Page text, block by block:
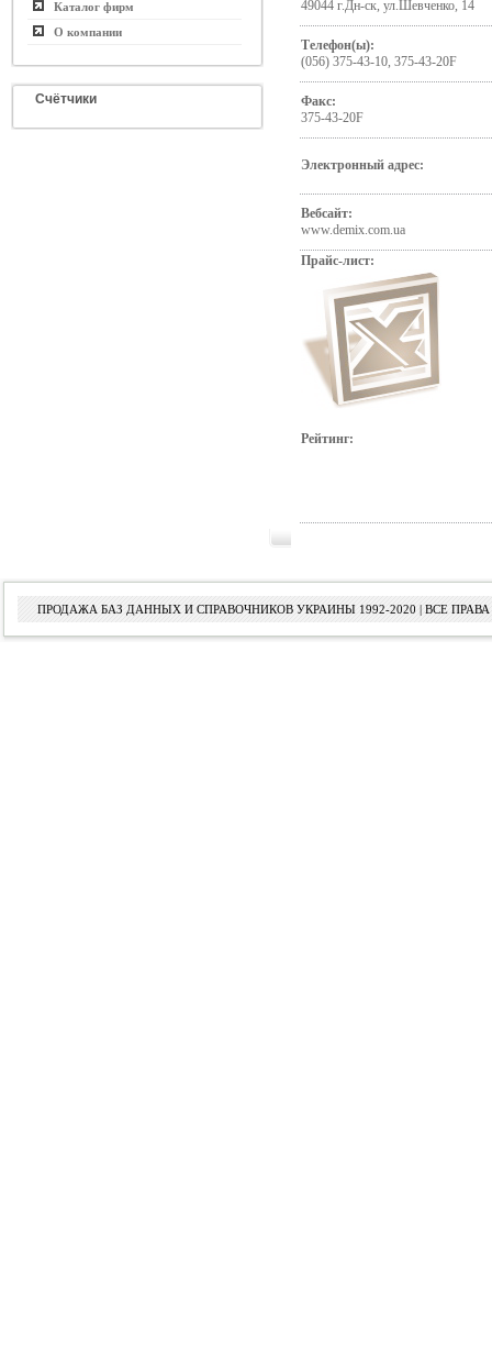
Каталог фирм
О компании
Счётчики
49044 г.Дн-ск, ул.Шевченко, 14
Телефон(ы):
(056) 375-43-10, 375-43-20F
Факс:
375-43-20F
Электронный адрес:
Вебсайт:
www.demix.com.ua
Прайс-лист:
Рейтинг:
ПРОДАЖА БАЗ ДАННЫХ И СПРАВОЧНИКОВ УКРАИНЫ 1992-2020 | ВСЕ